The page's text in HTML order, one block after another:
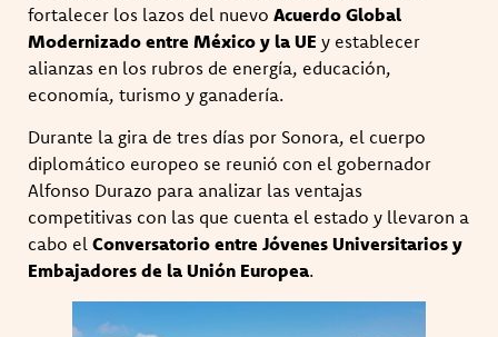
fortalecer los lazos del nuevo Acuerdo Global
Modernizado entre México y la UE y establecer
alianzas en los rubros de energía, educación,
economía, turismo y ganadería.
Durante la gira de tres días por Sonora, el cuerpo
diplomático europeo se reunió con el gobernador
Alfonso Durazo para analizar las ventajas
competitivas con las que cuenta el estado y llevaron a
cabo el Conversatorio entre Jóvenes Universitarios y
Embajadores de la Unión Europea.